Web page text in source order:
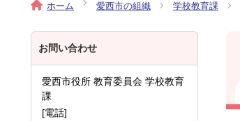
ホーム 愛西市の組織 学校教育課
お問い合わせ
愛西市役所 教育委員会 学校教育
課
[電話]